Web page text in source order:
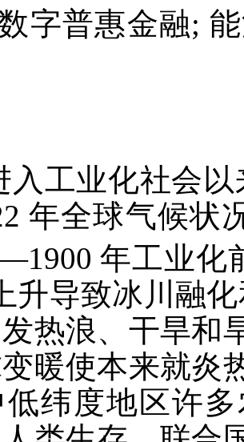
字普惠金融;
入工业化社会
年全球气候状
年工业
升导致冰川融
热浪、干旱和
暖使本来就炎
纬度地区许